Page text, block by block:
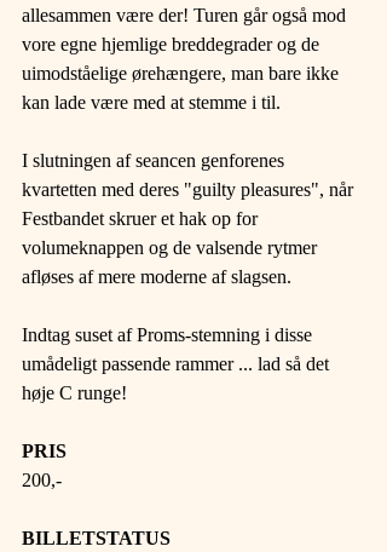
allesammen være der! Turen går også mod
vore egne hjemlige breddegrader og de
uimodståelige ørehængere, man bare ikke
kan lade være med at stemme i til.
​I slutningen af seancen genforenes
kvartetten med deres "guilty pleasures", når
Festbandet skruer et hak op for
volumeknappen og de valsende rytmer
afløses af mere moderne af slagsen.​
Indtag suset af Proms-stemning i disse
umådeligt passende rammer ... lad så det
høje C runge!​
PRIS
200,-
BILLETSTATUS